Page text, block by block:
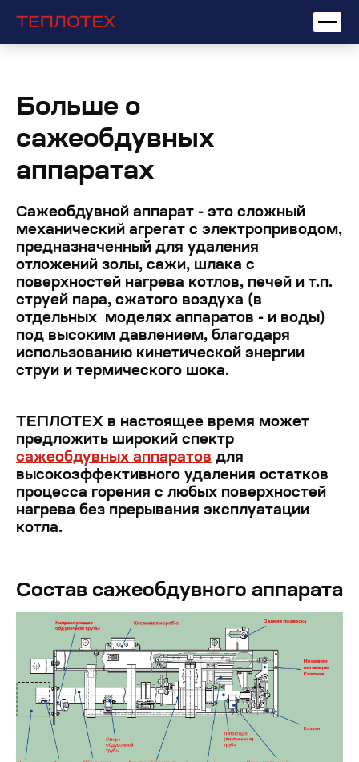
Больше о
сажеобдувных
аппаратах
Сажеобдувной аппарат - это сложный
механический агрегат с электроприводом,
предназначенный для удаления
отложений золы, сажи, шлака с
поверхностей нагрева котлов, печей и т.п.
струей пара, сжатого воздуха (в
отдельных моделях аппаратов - и воды)
под высоким давлением, благодаря
использованию кинетической энергии
струи и термического шока.
ТЕПЛОТЕХ в настоящее время может
предложить широкий спектр
сажеобдувных аппаратов для
высокоэффективного удаления остатков
процесса горения с любых поверхностей
нагрева без прерывания эксплуатации
котла.
Состав сажеобдувного аппарата